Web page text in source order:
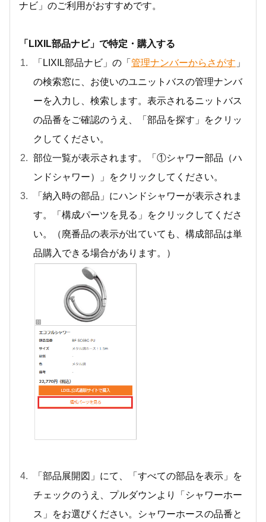
ナビ」のご利用がおすすめです。
「LIXIL部品ナビ」で特定・購入する
「LIXIL部品ナビ」の「 管理ナンバーからさがす 」
の検索窓に、お使いのユニットバスの管理ナンバ
ーを入力し、検索します。表示されるニットバス
の品番をご確認のうえ、「部品を探す」をクリッ
クしてください。
部位一覧が表示されます。「①シャワー部品（ハ
ンドシャワー）」をクリックしてください。
「納入時の部品」にハンドシャワーが表示されま
す。「構成パーツを見る」をクリックしてくださ
い。（廃番品の表示が出ていても、構成部品は単
品購入できる場合があります。）
「部品展開図」にて、「すべての部品を表示」を
チェックのうえ、プルダウンより「シャワーホー
ス」をお選びください。シャワーホースの品番と